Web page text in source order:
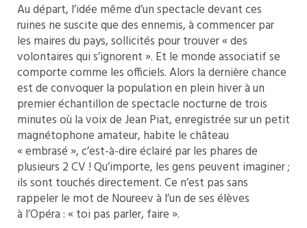
Au départ, l’idée même d’un spectacle devant ces
ruines ne suscite que des ennemis, à commencer par
les maires du pays, sollicités pour trouver « des
volontaires qui s’ignorent ». Et le monde associatif se
comporte comme les officiels. Alors la dernière chance
est de convoquer la population en plein hiver à un
premier échantillon de spectacle nocturne de trois
minutes où la voix de Jean Piat, enregistrée sur un petit
magnétophone amateur, habite le château
« embrasé », c’est-à-dire éclairé par les phares de
plusieurs 2 CV ! Qu’importe, les gens peuvent imaginer ;
ils sont touchés directement. Ce n’est pas sans
rappeler le mot de Noureev à l’un de ses élèves
à l’Opéra : « toi pas parler, faire ».